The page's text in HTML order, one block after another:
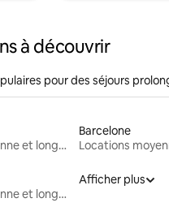
à découvrir
pour des séjours
Locations moyenne et longue durée
Barcelone
Locations moyenne et longue durée
Afficher plus